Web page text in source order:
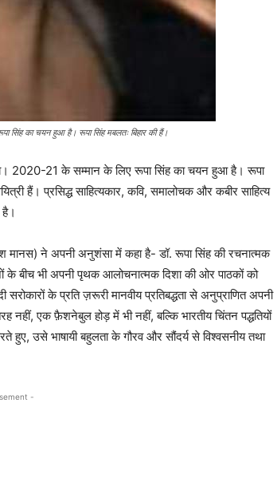
सिंह का चयन हुआ है। रूपा सिंह मबलतः बिहार की हैं।
2020-21 के सम्मान के लिए रूपा सिंह का चयन हुआ है। रूपा
हैं। प्रसिद्ध साहित्यकार, कवि, समालोचक और कबीर साहित्य
है।
मानस) ने अपनी अनुशंसा में कहा है- डॉ. रूपा सिंह की रचनात्मक
के बीच भी अपनी पृथक आलोचनात्मक दिशा की ओर पाठकों को
के प्रति ज़रूरी मानवीय प्रतिबद्धता से अनुप्राणित अपनी
नहीं, एक फ़ैशनेबुल होड़ में भी नहीं, बल्कि भारतीय चिंतन पद्धतियों
उसे भाषायी बहुलता के गौरव और सौंदर्य से विश्वसनीय तथा
-